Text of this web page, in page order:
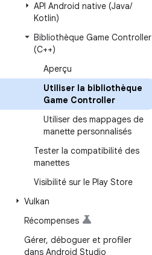
API Android native (Java/
Kotlin)
Bibliothèque Game Controller
(C++)
Aperçu
Utiliser la bibliothèque
Game Controller
Utiliser des mappages de
manette personnalisés
Tester la compatibilité des
manettes
Visibilité sur le Play Store
Vulkan
Récompenses
Gérer, déboguer et profiler
dans Android Studio